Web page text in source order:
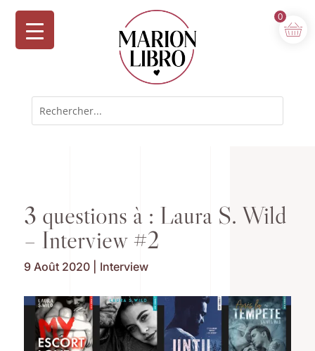
3 questions à : Laura S. Wild
– Interview #2
9 Août 2020| Interview
0